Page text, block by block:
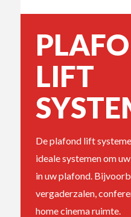
LIFT
De plafond lift
ideale systemen om
in uw plafond.
vergaderzalen,
home cinema ruimte.